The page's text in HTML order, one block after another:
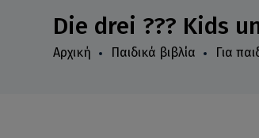
Die drei ??? Kids
Αρχική Παιδικά βιβλία Για